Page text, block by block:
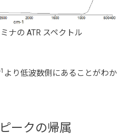
ナの ATR スペクトル
より低波数側にあることがわか
ークの帰属